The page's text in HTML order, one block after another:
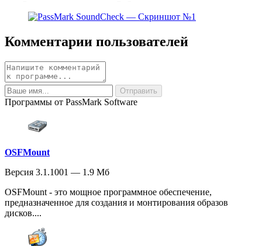
Комментарии пользователей
Программы от PassMark Software
OSFMount
Версия 3.1.1001 — 1.9 Мб
OSFMount - это мощное программное обеспечение,
предназначенное для создания и монтирования образов
дисков....